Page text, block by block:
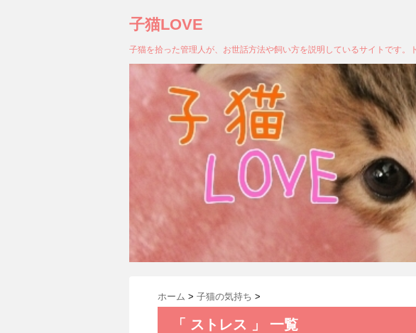
子猫LOVE
子猫を拾った管理人が、お世話方法や飼い方を説明しているサイトです
ホーム > 子猫の気持ち >
「 ストレス 」 一覧